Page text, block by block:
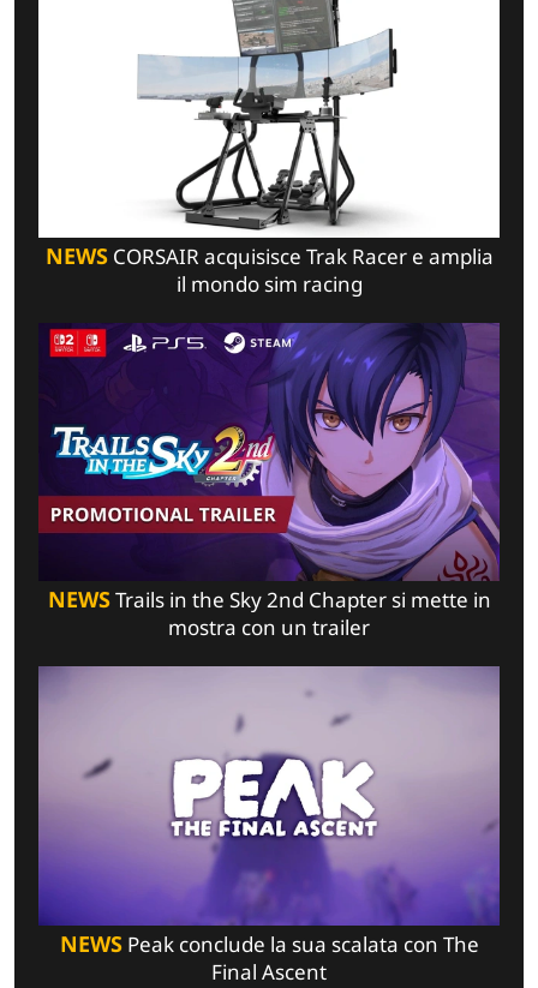
NEWSCORSAIR acquisisce Trak Racer e amplia
il mondo sim racing
NEWSTrails in the Sky 2nd Chapter si mette in
mostra con un trailer
NEWSPeak conclude la sua scalata con The
Final Ascent